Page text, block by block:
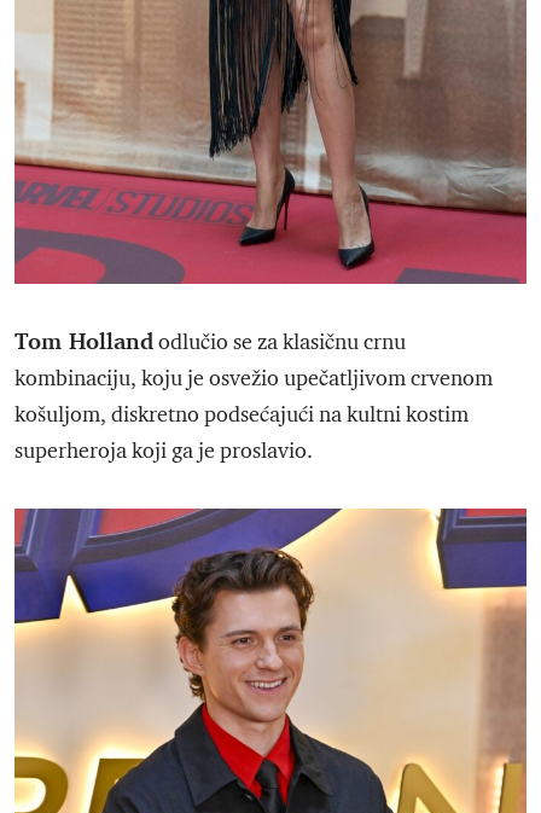
Tom Hollandodlučio se za klasičnu crnu
kombinaciju, koju je osvežio upečatljivom crvenom
košuljom, diskretno podsećajući na kultni kostim
superheroja koji ga je proslavio.